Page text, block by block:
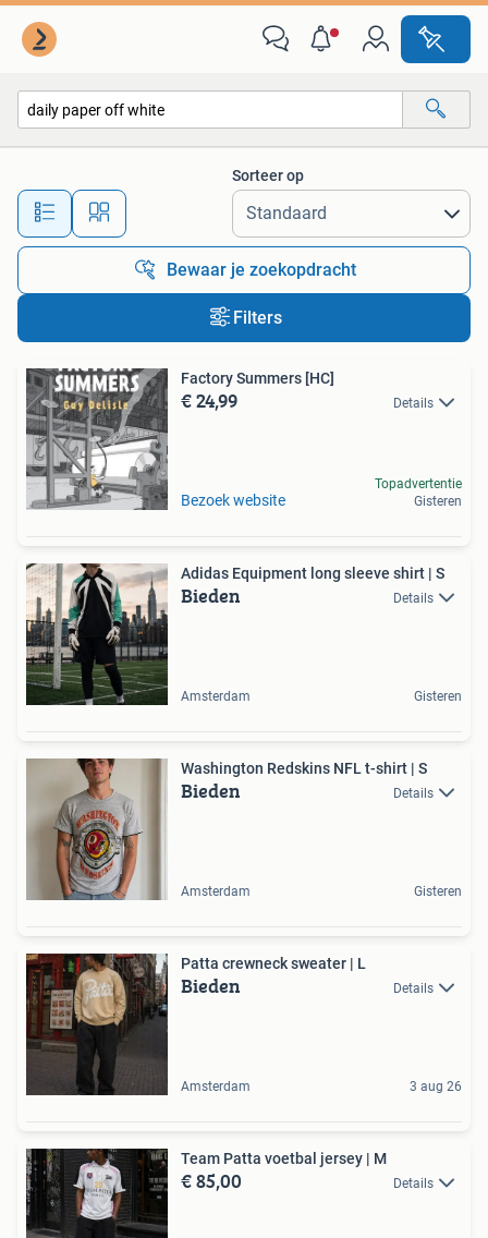
Alle afstanden…
Sorteer op
Bewaar je zoekopdracht
Filters
Factory Summers [HC]
€ 24,99 Details
Bezoek website
Topadvertentie
Gisteren
Adidas Equipment long sleeve shirt | S
Bieden Details
Amsterdam Gisteren
Washington Redskins NFL t-shirt | S
Bieden Details
Amsterdam Gisteren
Patta crewneck sweater | L
Bieden Details
Amsterdam 3 aug 26
Team Patta voetbal jersey | M
€ 85,00 Details